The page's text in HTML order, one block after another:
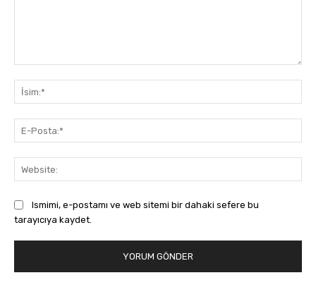
Ismimi, e-postamı ve web sitemi bir dahaki sefere bu
tarayıcıya kaydet.